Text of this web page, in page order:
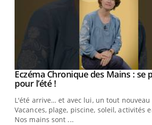
Youtube
Eczéma Chronique des Mains : se
pour l’été !Youtube
L'été arrive… et avec lui, un tout nouveau
Vacances, plage, piscine, soleil, activités
Nos mains sont ...